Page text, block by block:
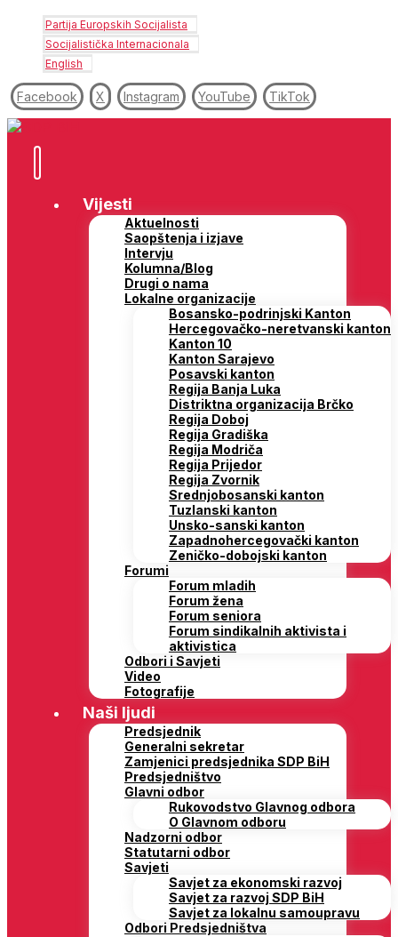
Partija Europskih Socijalista
Socijalistička Internacionala
English
Facebook X Instagram YouTube TikTok
Vijesti
Aktuelnosti
Saopštenja i izjave
Intervju
Kolumna/Blog
Drugi o nama
Lokalne organizacije
Bosansko-podrinjski Kanton
Hercegovačko-neretvanski kanton
Kanton 10
Kanton Sarajevo
Posavski kanton
Regija Banja Luka
Distriktna organizacija Brčko
Regija Doboj
Regija Gradiška
Regija Modriča
Regija Prijedor
Regija Zvornik
Srednjobosanski kanton
Tuzlanski kanton
Unsko-sanski kanton
Zapadnohercegovački kanton
Zeničko-dobojski kanton
Forumi
Forum mladih
Forum žena
Forum seniora
Forum sindikalnih aktivista i
aktivistica
Odbori i Savjeti
Video
Fotografije
Naši ljudi
Predsjednik
Generalni sekretar
Zamjenici predsjednika SDP BiH
Predsjedništvo
Glavni odbor
Rukovodstvo Glavnog odbora
O Glavnom odboru
Nadzorni odbor
Statutarni odbor
Savjeti
Savjet za ekonomski razvoj
Savjet za razvoj SDP BiH
Savjet za lokalnu samoupravu
Odbori Predsjedništva